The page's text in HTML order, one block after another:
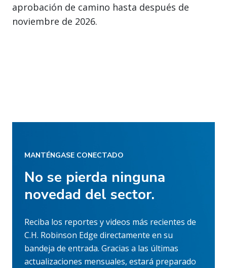
aprobación de camino hasta después de
noviembre de 2026.
MANTÉNGASE CONECTADO
No se pierda ninguna
novedad del sector.
Reciba los reportes y videos más recientes de
C.H. Robinson Edge directamente en su
bandeja de entrada. Gracias a las últimas
actualizaciones mensuales, estará preparado